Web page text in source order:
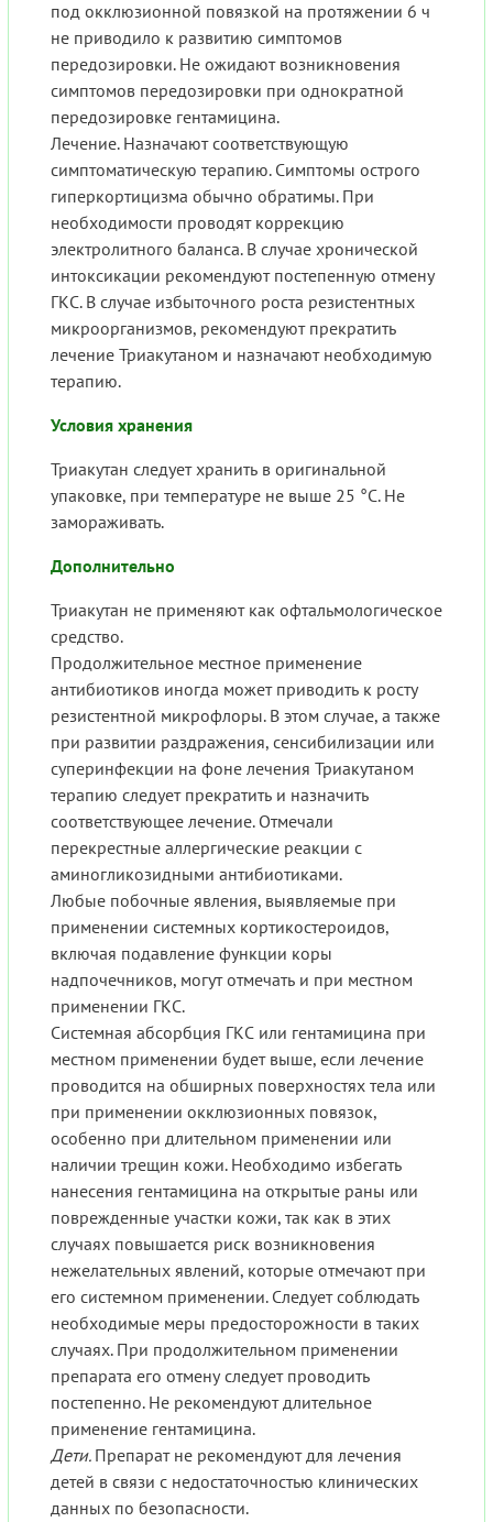
под окклюзионной повязкой на протяжении 6 ч
не приводило к развитию симптомов
передозировки. Не ожидают возникновения
симптомов передозировки при однократной
передозировке гентамицина.
Лечение. Назначают соответствующую
симптоматическую терапию. Симптомы острого
гиперкортицизма обычно обратимы. При
необходимости проводят коррекцию
электролитного баланса. В случае хронической
интоксикации рекомендуют постепенную отмену
ГКС. В случае избыточного роста резистентных
микроорганизмов, рекомендуют прекратить
лечение Триакутаном и назначают необходимую
терапию.
Условия хранения
Триакутан следует хранить в оригинальной
упаковке, при температуре не выше 25 °С. Не
замораживать.
Дополнительно
Триакутан не применяют как офтальмологическое
средство.
Продолжительное местное применение
антибиотиков иногда может приводить к росту
резистентной микрофлоры. В этом случае, а также
при развитии раздражения, сенсибилизации или
суперинфекции на фоне лечения Триакутаном
терапию следует прекратить и назначить
соответствующее лечение. Отмечали
перекрестные аллергические реакции с
аминогликозидными антибиотиками.
Любые побочные явления, выявляемые при
применении системных кортикостероидов,
включая подавление функции коры
надпочечников, могут отмечать и при местном
применении ГКС.
Системная абсорбция ГКС или гентамицина при
местном применении будет выше, если лечение
проводится на обширных поверхностях тела или
при применении окклюзионных повязок,
особенно при длительном применении или
наличии трещин кожи. Необходимо избегать
нанесения гентамицина на открытые раны или
поврежденные участки кожи, так как в этих
случаях повышается риск возникновения
нежелательных явлений, которые отмечают при
его системном применении. Следует соблюдать
необходимые меры предосторожности в таких
случаях. При продолжительном применении
препарата его отмену следует проводить
постепенно. Не рекомендуют длительное
применение гентамицина.
Дети. Препарат не рекомендуют для лечения
детей в связи с недостаточностью клинических
данных по безопасности.